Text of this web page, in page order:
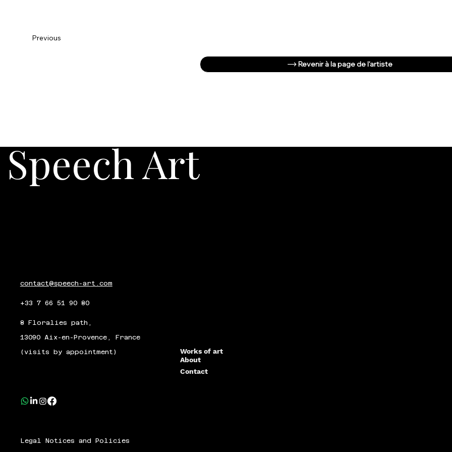
Previous
Revenir à la page de l'artiste
Speech Art
contact@speech-art.com
+33 7 66 51 90 80
8 Floralies path,
13090 Aix-en-Provence, France
(visits by appointment)
Works of art
About
Contact
Legal Notices and Policies